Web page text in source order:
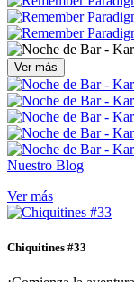
Ver más
Nuestro Blog
Ver más
Chiquitines #33